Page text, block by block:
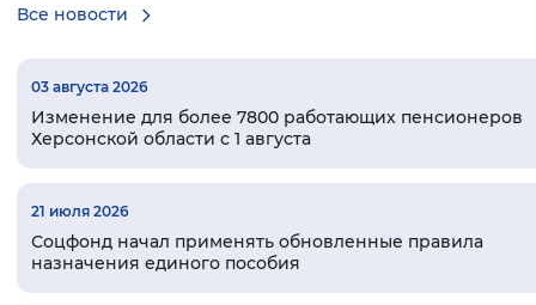
Все новости
03 августа 2026
Изменение для более 7800 работающих пенсионеров
Херсонской области с 1 августа
21 июля 2026
Соцфонд начал применять обновленные правила
назначения единого пособия